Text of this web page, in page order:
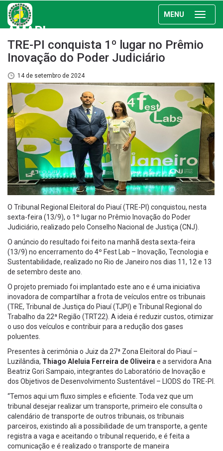
MENU
AMAPI
TRE-PI conquista 1º lugar no Prêmio
Inovação do Poder Judiciário
14 de setembro de 2024
O Tribunal Regional Eleitoral do Piauí (TRE-PI) conquistou, nesta
sexta-feira (13/9), o 1º lugar no Prêmio Inovação do Poder
Judiciário, realizado pelo Conselho Nacional de Justiça (CNJ).
O anúncio do resultado foi feito na manhã desta sexta-feira
(13/9) no encerramento do 4º Fest Lab – Inovação, Tecnologia e
Sustentabilidade, realizado no Rio de Janeiro nos dias 11, 12 e 13
de setembro deste ano.
O projeto premiado foi implantado este ano e é uma iniciativa
inovadora de compartilhar a frota de veículos entre os tribunais
(TRE, Tribunal de Justiça do Piauí (TJPI) e Tribunal Regional do
Trabalho da 22ª Região (TRT22). A ideia é reduzir custos, otimizar
o uso dos veículos e contribuir para a redução dos gases
poluentes.
Presentes à cerimônia o Juiz da 27ª Zona Eleitoral do Piauí –
Luzilândia, Thiago Aleluia Ferreira de Oliveira e a servidora Ana
Beatriz Gori Sampaio, integrantes do Laboratório de Inovação e
dos Objetivos de Desenvolvimento Sustentável – LIODS do TRE-PI.
“Temos aqui um fluxo simples e eficiente. Toda vez que um
tribunal desejar realizar um transporte, primeiro ele consulta o
calendário de transporte de outros tribunais, os tribunais
parceiros, existindo ali a possibilidade de um transporte, a gente
registra a vaga e aceitando o tribunal requerido, e é feita a
comunicação e é realizado o transporte de maneira